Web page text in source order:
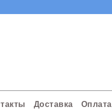
Доставка Оплата